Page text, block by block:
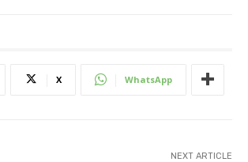
X WhatsApp
NEXT ARTICLE